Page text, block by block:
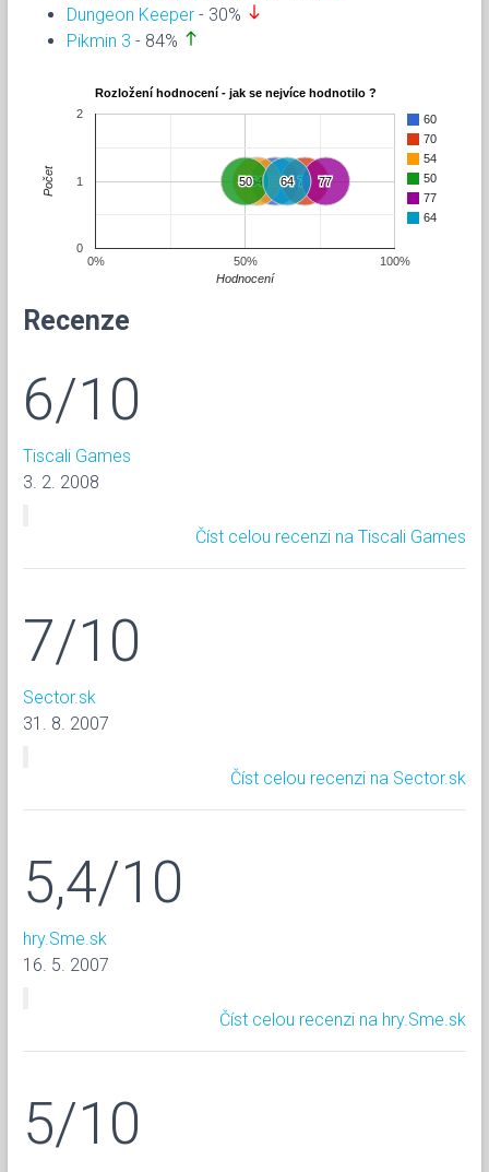
Dungeon Keeper - 30% south
Pikmin 3 - 84% north
Rozložení hodnocení - jak se nejvíce hodnotilo ?
60
70
54
50
77
64
60
60 70
70
54
54
50
50 77
77
64
64
0% 50% 100%
0
1
2
Hodnocení
Počet
Recenze
6/10
Tiscali Games
3. 2. 2008
Číst celou recenzi na Tiscali Games
7/10
Sector.sk
31. 8. 2007
Číst celou recenzi na Sector.sk
5,4/10
hry.Sme.sk
16. 5. 2007
Číst celou recenzi na hry.Sme.sk
5/10